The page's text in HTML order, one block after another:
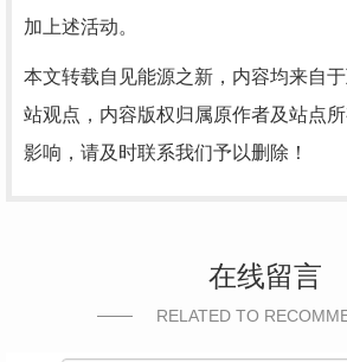
加上述活动。
本文转载自见能源之新，内容均来自
站观点，内容版权归属原作者及站点
影响，请及时联系我们予以删除！
在线留言
RELATED TO